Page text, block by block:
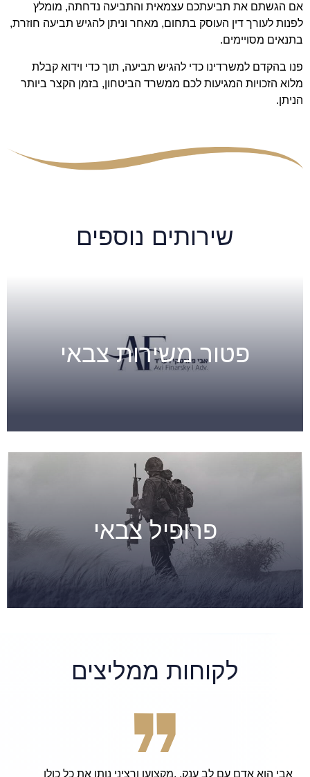
אם הגשתם את תביעתכם עצמאית והתביעה נדחתה, מומלץ
לפנות לעורך דין העוסק בתחום, מאחר וניתן להגיש תביעה חוזרת,
בתנאים מסויימים.
פנו בהקדם למשרדינו כדי להגיש תביעה, תוך כדי וידוא קבלת
מלוא הזכויות המגיעות לכם ממשרד הביטחון, בזמן הקצר ביותר
הניתן.
שירותים נוספים
פטור משירות צבאי
פרופיל צבאי
לקוחות ממליצים
אבי הוא אדם עם לב ענק. .מקצוען ורציני נותן את כל כולו